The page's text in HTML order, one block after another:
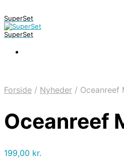
SuperSet
SuperSet
Forside / Nyheder / Oceanreef
Oceanreef
199,00 kr.